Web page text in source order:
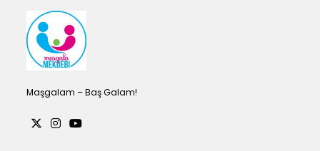
Maşgalam – Baş Galam!